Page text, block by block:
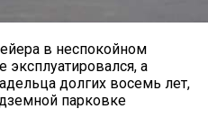
в неспокойном
эксплуатировался, а
долгих восемь лет,
парковке